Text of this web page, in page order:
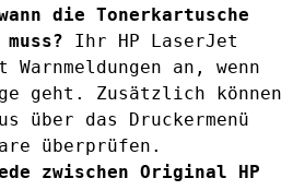
die Tonerkartusche
Ihr HP LaserJet
an, wenn
geht. Zusätzlich können
über das Druckermenü
überprüfen.
zwischen Original HP